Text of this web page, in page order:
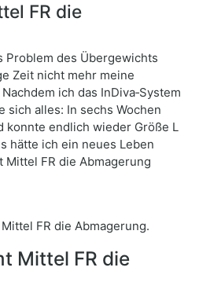
FR die
Problem des Übergewichts
Zeit nicht mehr meine
ich das InDiva‑System
alles: In sechs Wochen
konnte endlich wieder Größe L
hätte ich ein neues Leben
FR die Abmagerung
FR die Abmagerung.
Mittel FR die